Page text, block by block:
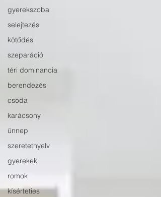
gyerekszoba
selejtezés
kötődés
szeparáció
téri dominancia
berendezés
csoda
karácsony
ünnep
szeretetnyelv
gyerekek
romok
kísérteties